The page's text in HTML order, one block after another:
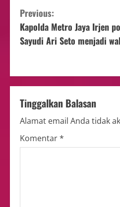
Previous:
Kapolda Metro Jaya Irjen
Sayudi Ari Seto menjadi
Tinggalkan Balasan
Alamat email Anda tidak
Komentar*